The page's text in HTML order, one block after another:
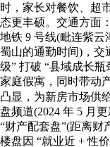
时，家长对餐饮、超
态更丰硕。交通方面
地铁 9 号线(毗连紫云
蜀山的通勤时间)，交
级” 打破 “县域成长
家庭假寓，同时带动
凸显，为新房市场供
盘频道(2024 年 5 月
“财产配套盘”(距离财
楼盘因 “就业近 + 性